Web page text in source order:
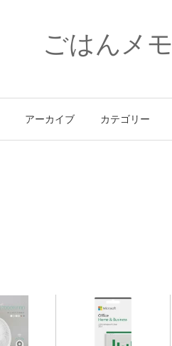
ごはんメモ
アーカイブ カテゴリー